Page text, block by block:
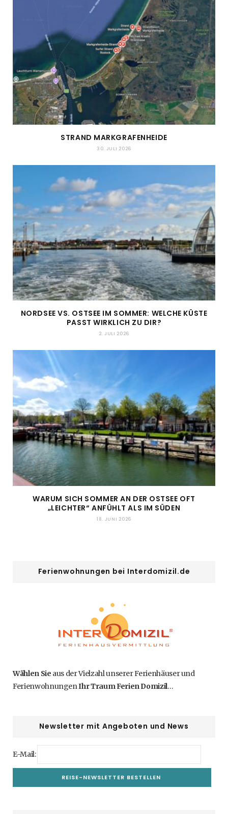
STRAND MARKGRAFENHEIDE
30. JULI 2026
NORDSEE VS. OSTSEE IM SOMMER: WELCHE KÜSTE
PASST WIRKLICH ZU DIR?
2. JULI 2026
WARUM SICH SOMMER AN DER OSTSEE OFT
„LEICHTER“ ANFÜHLT ALS IM SÜDEN
18. JUNI 2026
Ferienwohnungen bei Interdomizil.de
Wählen Sie aus der Vielzahl unserer Ferienhäuser und
FerienwohnungenIhr Traum Ferien Domizil…
Newsletter mit Angeboten und News
E-Mail: